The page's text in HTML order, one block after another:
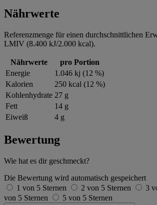
Nährwerte
Referenzmenge für einen durchschnittlichen
LMIV (8.400 kJ/2.000 kcal).
Nährwerte
pro Portion
Energie
1.046 kj (12 %)
Kalorien
250 kcal (12 %)
Kohlenhydrate 27 g
Fett
14 g
Eiweiß
4 g
Bewertung
Wie hat es dir geschmeckt?
Die Bewertung wird automatisch gespeichert
1 von 5 Sternen
2 von 5 Sternen 3
von 5 Sternen
5 von 5 Sternen